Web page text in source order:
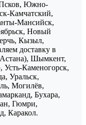
Псков, Южно-
Камчатский,
Мансийск,
Новый
Кызыл,
доставку в
Шымкент,
Усть-Каменогорск,
Уральск,
Могилёв,
Бухара,
Гюмри,
Каракол.